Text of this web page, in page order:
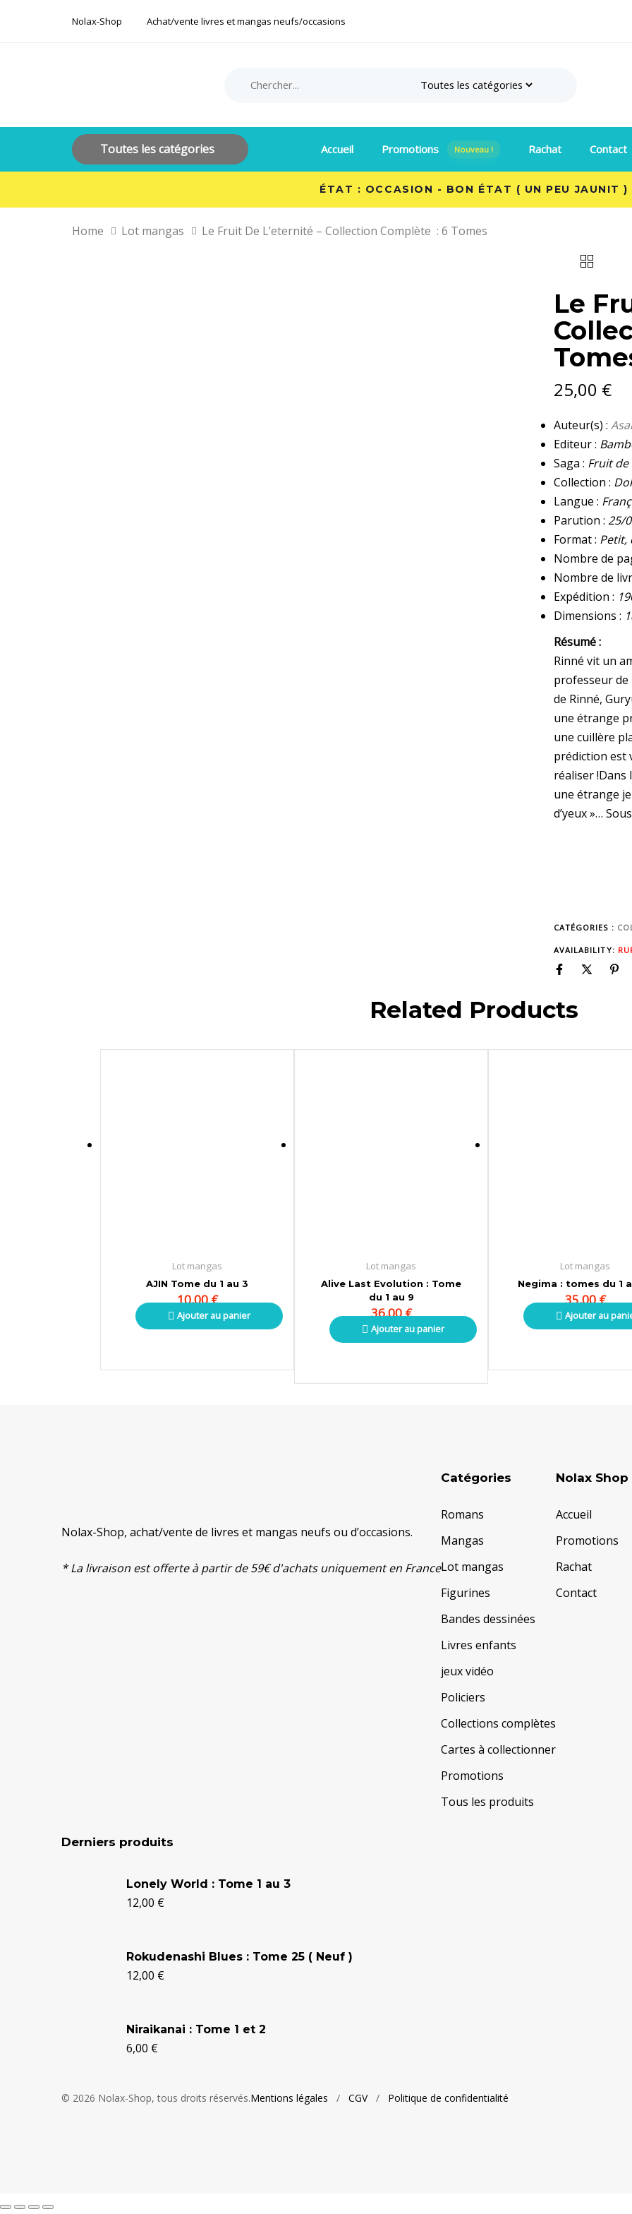
content
Nolax-Shop Achat/vente livres et mangas neufs/occasions
Toutes les catégories Accueil Promotions Nouveau ! Rachat Contact
ÉTAT : OCCASION - BON ÉTAT ( UN PEU JAUNIT )
Home Lot mangas Le Fruit De L’eternité – Collection Complète : 6 Tomes
Le
25,00 €
Auteur(s) :
Editeur :
Saga : Fruit de
Collection :
Langue :
Parution : 25/
Format : Petit,
Nombre de
Nombre de
Expédition :
Dimensions :
Résumé :
Rinné vit un
professeur de
de Rinné,
une étrange
une cuillère
prédiction est
réaliser !Dans
une étrange
d’yeux »…
CATÉGORIES :
AVAILABILITY:
Related Products
Lot mangas
AJIN Tome du 1 au 3
10,00€
Ajouter au panier
Lot mangas
Alive Last Evolution : Tome
du 1 au 9
36,00€
Ajouter au panier
Lot mangas
Negima : tomes du 1
35,00€
Ajouter au
Nolax-Shop, achat/vente de livres et mangas neufs ou d’occasions.
* La livraison est offerte à partir de 59€ d'achats uniquement en France
Catégories
Romans
Mangas
Lot mangas
Figurines
Bandes dessinées
Livres enfants
jeux vidéo
Policiers
Collections complètes
Cartes à collectionner
Promotions
Tous les produits
Nolax Shop
Accueil
Promotions
Rachat
Contact
Derniers produits
Lonely World : Tome 1 au 3
12,00 €
Rokudenashi Blues : Tome 25 ( Neuf )
12,00 €
Niraikanai : Tome 1 et 2
6,00 €
© 2026 Nolax-Shop, tous droits réservés.Mentions légales / CGV/ Politique de confidentialité